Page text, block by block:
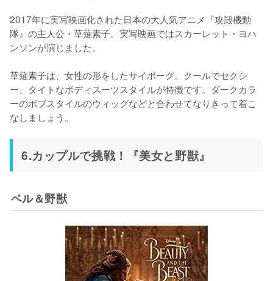
2017年に実写映画化された日本の大人気アニメ『攻殻機動
隊』の主人公・草薙素子。実写映画ではスカーレット・ヨハ
ンソンが演じました。
草薙素子は、女性の形をしたサイボーグ。クールでセクシ
ー、タイトなボディスーツスタイルが特徴です。ダークカラ
ーのボブスタイルのウィッグなどと合わせてなりきって着こ
なしましょう。
6.カップルで挑戦！『美女と野獣』
ベル＆野獣